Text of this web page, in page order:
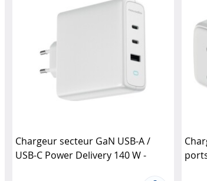
Chargeur secteur GaN USB-A /
USB-C Power Delivery 140 W -